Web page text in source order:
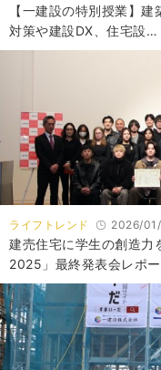
【一建設の特別授業】
対策や建設DX、住宅設…
ライフトレンド 2026/
建売住宅に学生の創造力
2025」最終発表会レポ